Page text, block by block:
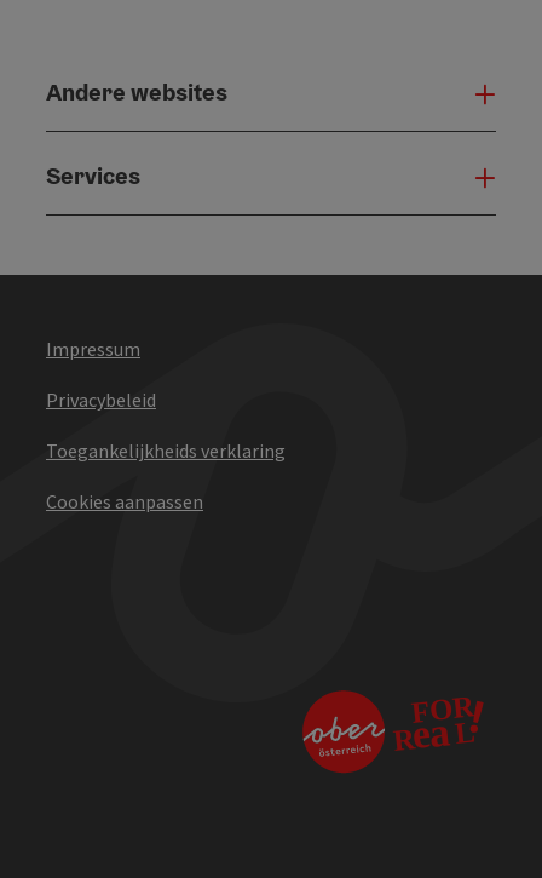
Andere websites
Services
Impressum
Privacybeleid
Toegankelijkheids verklaring
Cookies aanpassen